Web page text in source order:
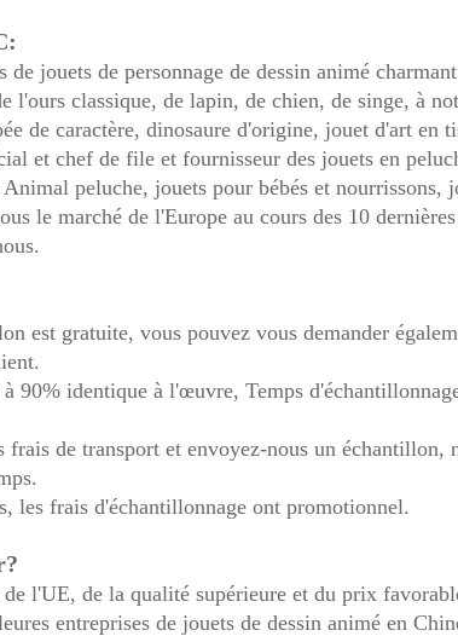
de jouets de personnage de dessin animé
l'ours classique, de lapin, de chien, de singe, à
de caractère, dinosaure d'origine, jouet d'art en
et chef de file et fournisseur des jouets en
peluche, jouets pour bébés et nourrissons,
le marché de l'Europe au cours des 10
est gratuite, vous pouvez vous demander
90% identique à l'œuvre, Temps
frais de transport et envoyez-nous un
les frais d'échantillonnage ont promotionnel.
l'UE, de la qualité supérieure et du prix
entreprises de jouets de dessin animé en